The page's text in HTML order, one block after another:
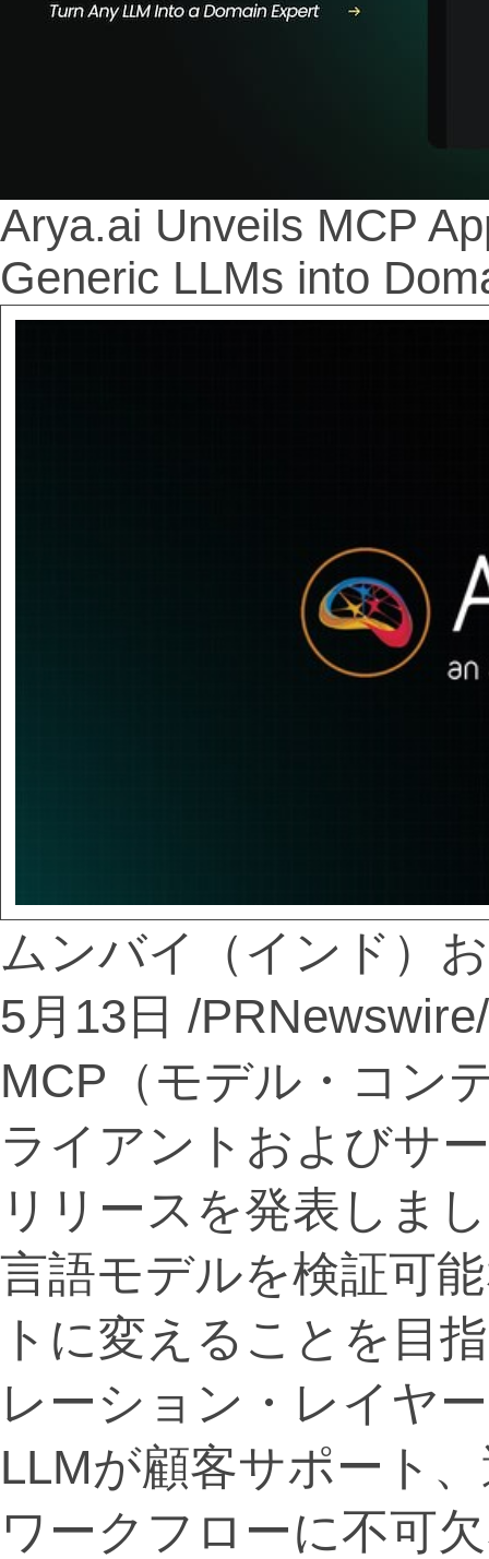
Arya.ai Unveils MCP
Generic LLMs into
ムンバイ（インド）
5月13日 /
MCP（モデル・コン
ライアントおよびサ
リリースを発表しま
言語モデルを検証可
トに変えることを目
レーション・レイヤ
LLMが顧客サポート
ワークフローに不可